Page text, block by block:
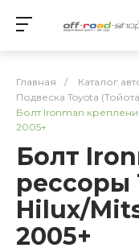
Главная / Каталог
Подвеска Toyota
Болт Ironman
2005+
Болт
рессоры
Hilux/
2005+